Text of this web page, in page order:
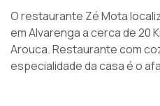
O restaurante Zé Mota
em Alvarenga a cerca de 20
Arouca. Restaurante com
especialidade da casa é o